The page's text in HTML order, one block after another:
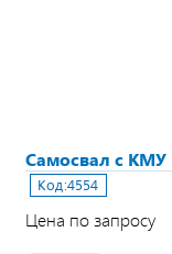
Самосвал с КМУ
Код:4554
Цена по запросу